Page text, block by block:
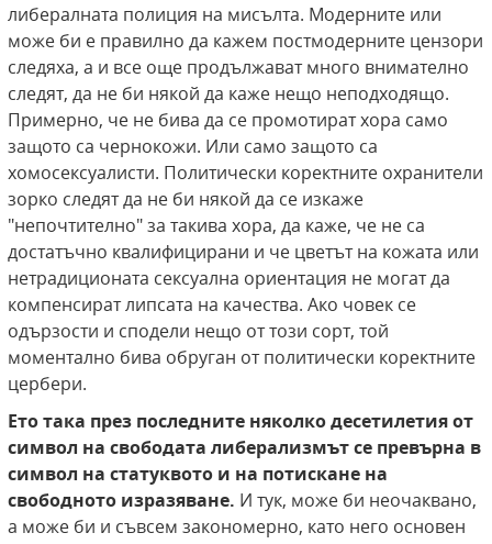
либералната полиция на мисълта. Модерните или
може би е правилно да кажем постмодерните цензори
следяха, а и все още продължават много внимателно
следят, да не би някой да каже нещо неподходящо.
Примерно, че не бива да се промотират хора само
защото са чернокожи. Или само защото са
хомосексуалисти. Политически коректните охранители
зорко следят да не би някой да се изкаже
"непочтително" за такива хора, да каже, че не са
достатъчно квалифицирани и че цветът на кожата или
нетрадиционата сексуална ориентация не могат да
компенсират липсата на качества. Ако човек се
одързости и сподели нещо от този сорт, той
моментално бива обруган от политически коректните
цербери.
Ето така през последните няколко десетилетия от
символ на свободата либерализмът се превърна в
символ на статуквото и на потискане на
свободното изразяване. И тук, може би неочаквано,
а може би и съвсем закономерно, като него основен